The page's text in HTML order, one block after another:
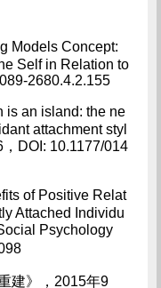
Models Concept:
Self in Relation to
2680.4.2.155
is an island: the ne
attachment styl
DOI: 10.1177/014
of Positive Relat
Attached Individu
Psychology
建》，2015年9